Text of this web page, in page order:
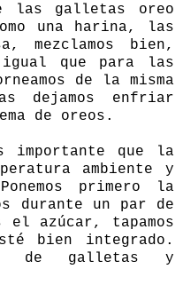
las galletas oreo
una harina, las
mezclamos bien,
igual que para las
de la misma
dejamos enfriar
de oreos.
importante que la
ambiente y
primero la
durante un par de
el azúcar, tapamos
bien integrado.
de galletas y